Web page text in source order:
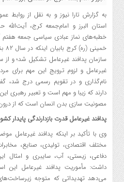
به گزارش تارا نیوز و به نقل از روابط
استان البرز و امام‌جمعه کرج،
خطبه‌های نماز عبادی سیاسی جمعه هفتم
غیرعامل و لزوم ترویج این مهم برای
نام‌گذاری و در تقویم رسمی درج شد،
دارند که زیبا و مهم است و تعبیر رهبری
مصونیت سازی بدن انسان است که از
پدافند غیرعامل قدرت بازدارندگی پایدار
وی با تأکید بر اینکه پدافند غیرعامل
مختلف اقتصادی، تولیدی، صنایع،
دفاعی، زیستی، آب، سایبری و امثال
داشت: مأموریت پدافند غیرعامل این
می‌دهد تهدیداتی که متوجه